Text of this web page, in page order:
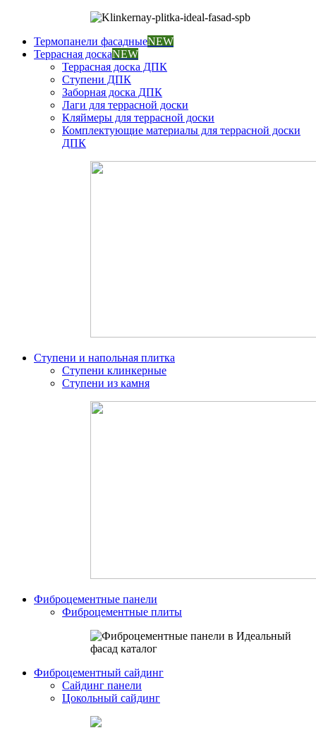
Термопанели фасадныеNEW
Террасная доскаNEW
Террасная доска ДПК
Ступени ДПК
Заборная доска ДПК
Лаги для террасной доски
Кляймеры для террасной доски
Комплектующие материалы для террасной доски
ДПК
Ступени и напольная плитка
Ступени клинкерные
Ступени из камня
Фиброцементные панели
Фиброцементные плиты
Фиброцементный сайдинг
Сайдинг панели
Цокольный сайдинг